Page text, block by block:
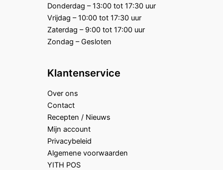
Donderdag – 13:00 tot 17:30 uur
Vrijdag – 10:00 tot 17:30 uur
Zaterdag – 9:00 tot 17:00 uur
Zondag – Gesloten
Klantenservice
Over ons
Contact
Recepten / Nieuws
Mijn account
Privacybeleid
Algemene voorwaarden
YITH POS